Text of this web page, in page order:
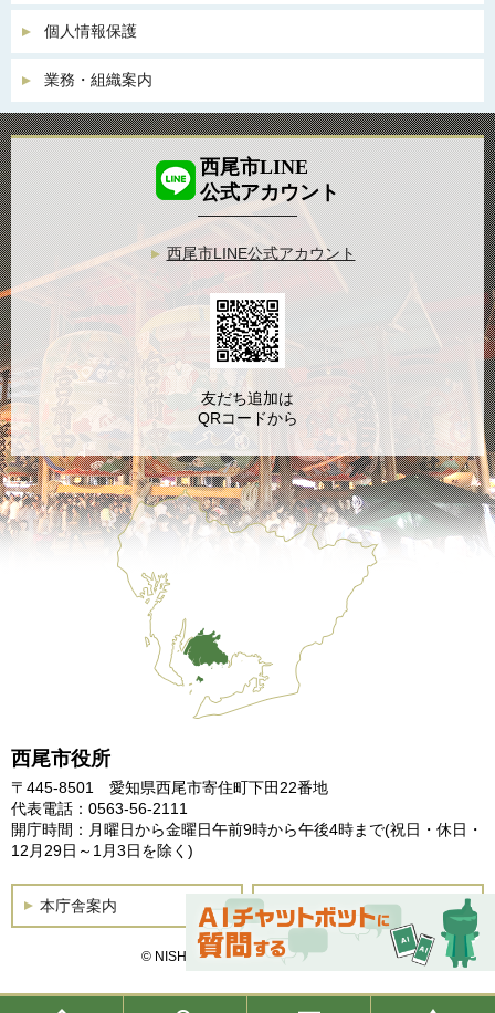
個人情報保護
業務・組織案内
西尾市役所
〒445-8501 愛知県西尾市寄住町下田22番地
代表電話：0563-56-2111
開庁時間：月曜日から金曜日午前9時から午後4時まで(祝日・休日・
12月29日～1月3日を除く)
本庁舎案内 土曜開庁
© NISHIO City, All Rights Reserved.
西尾市LINE
公式アカウント
西尾市LINE公式アカウント
友だち追加は
QRコードから